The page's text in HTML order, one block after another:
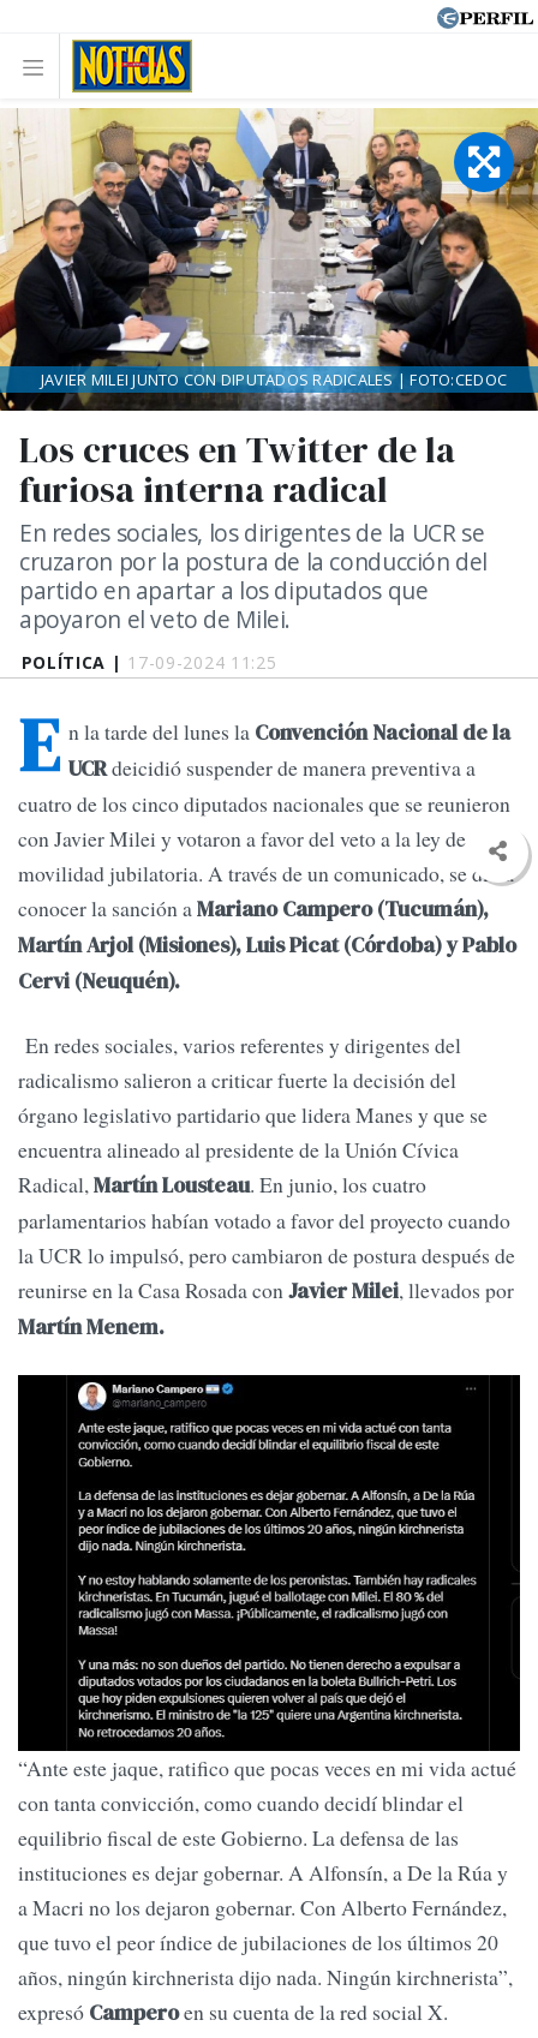
POLÍTICA | 17-09-2024 11:25
Los cruces en Twitter de la
furiosa interna radical
En redes sociales, los dirigentes de la UCR se
cruzaron por la postura de la conducción del
partido en apartar a los diputados que
apoyaron el veto de Milei.
JAVIER MILEI JUNTO CON DIPUTADOS RADICALES | FOTO:CEDOC
E n la tarde del lunes la Convención Nacional de la
UCRdeicidió suspender de manera preventiva a
cuatro de los cinco diputados nacionales que se reunieron
con Javier Milei y votaron a favor del veto a la ley de
movilidad jubilatoria. A través de un comunicado, se dio a
conocer la sanción aMariano Campero (Tucumán),
Martín Arjol (Misiones), Luis Picat (Córdoba) y Pablo
Cervi (Neuquén).
En redes sociales, varios referentes y dirigentes del
radicalismo salieron a criticar fuerte la decisión del
órgano legislativo partidario que lidera Manes y que se
encuentra alineado al presidente de la Unión Cívica
Radical,Martín Lousteau. En junio, los cuatro
parlamentarios habían votado a favor del proyecto cuando
la UCR lo impulsó, pero cambiaron de postura después de
reunirse en la Casa Rosada conJavier Milei, llevados por
Martín Menem.
“Ante este jaque, ratifico que pocas veces en mi vida actué
con tanta convicción, como cuando decidí blindar el
equilibrio fiscal de este Gobierno. La defensa de las
instituciones es dejar gobernar. A Alfonsín, a De la Rúa y
a Macri no los dejaron gobernar. Con Alberto Fernández,
que tuvo el peor índice de jubilaciones de los últimos 20
años, ningún kirchnerista dijo nada. Ningún kirchnerista”,
expresó Camperoen su cuenta de la red social X.